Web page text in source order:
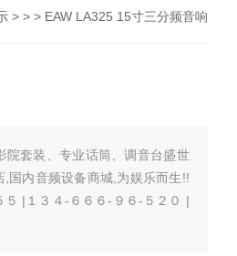
> > > EAW LA325 15寸三分频音响
院套装、专业话筒、调音台盛世
国内音频设备商城,为娱乐而生!!
|１３４-６６６-９６-５２０ |